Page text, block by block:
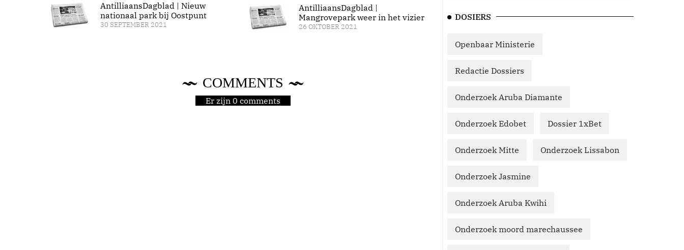
AntilliaansDagblad | Nieuw
nationaal park bij Oostpunt
30 SEPTEMBER 2021
AntilliaansDagblad |
Mangrovepark weer in het vizier
26 OKTOBER 2021
COMMENTS
Er zijn 0 comments
DOSIERS
Openbaar Ministerie
Redactie Dossiers
Onderzoek Aruba Diamante
Onderzoek Edobet Dossier 1xBet
Onderzoek Mitte Onderzoek Lissabon
Onderzoek Jasmine
Onderzoek Aruba Kwihi
Onderzoek moord marechaussee